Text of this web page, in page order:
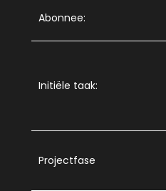
Abonnee:
Initiële taak:
Projectfase